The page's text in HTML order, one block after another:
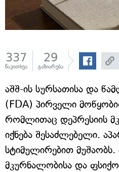
337
წაკითხვა
29
გაზიარება
აშშ-ის სურსათისა და
(FDA) პირველი
რომლითაც დეპრესიის
იქნება შესაძლებელი.
სტიმულირებით მუშაობს.
მკურნალობისა და